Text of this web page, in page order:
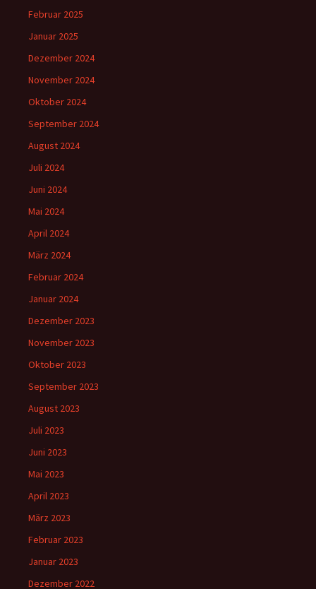
Februar 2025
Januar 2025
Dezember 2024
November 2024
Oktober 2024
September 2024
August 2024
Juli 2024
Juni 2024
Mai 2024
April 2024
März 2024
Februar 2024
Januar 2024
Dezember 2023
November 2023
Oktober 2023
September 2023
August 2023
Juli 2023
Juni 2023
Mai 2023
April 2023
März 2023
Februar 2023
Januar 2023
Dezember 2022